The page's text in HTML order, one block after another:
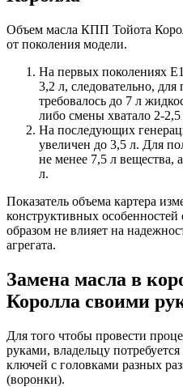
Объем масла КПП Тойота
от поколения модели.
На первых поколениях
3,2 л, следовательно,
требовалось до 7 л
либо смены хватало 2-2,5
На последующих
увеличен до 3,5 л. Для
не менее 7,5 л вещества,
л.
Показатель объема картера
конструктивных
образом не влияет на
агрегата.
Замена масла в
Королла своими
Для того чтобы провести
руками, владельцу
ключей с головками разных
(воронки).